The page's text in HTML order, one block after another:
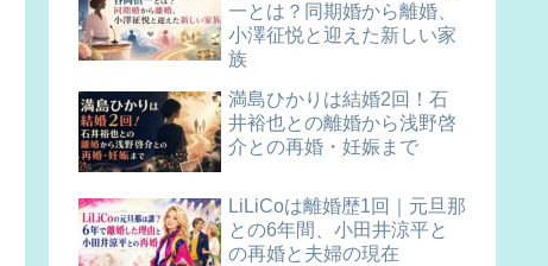
一とは？同期婚から離婚、
小澤征悦と迎えた新しい家
族
満島ひかりは結婚2回！石
井裕也との離婚から浅野啓
介との再婚・妊娠まで
LiLiCoは離婚歴1回｜元旦那
との6年間、小田井涼平と
の再婚と夫婦の現在